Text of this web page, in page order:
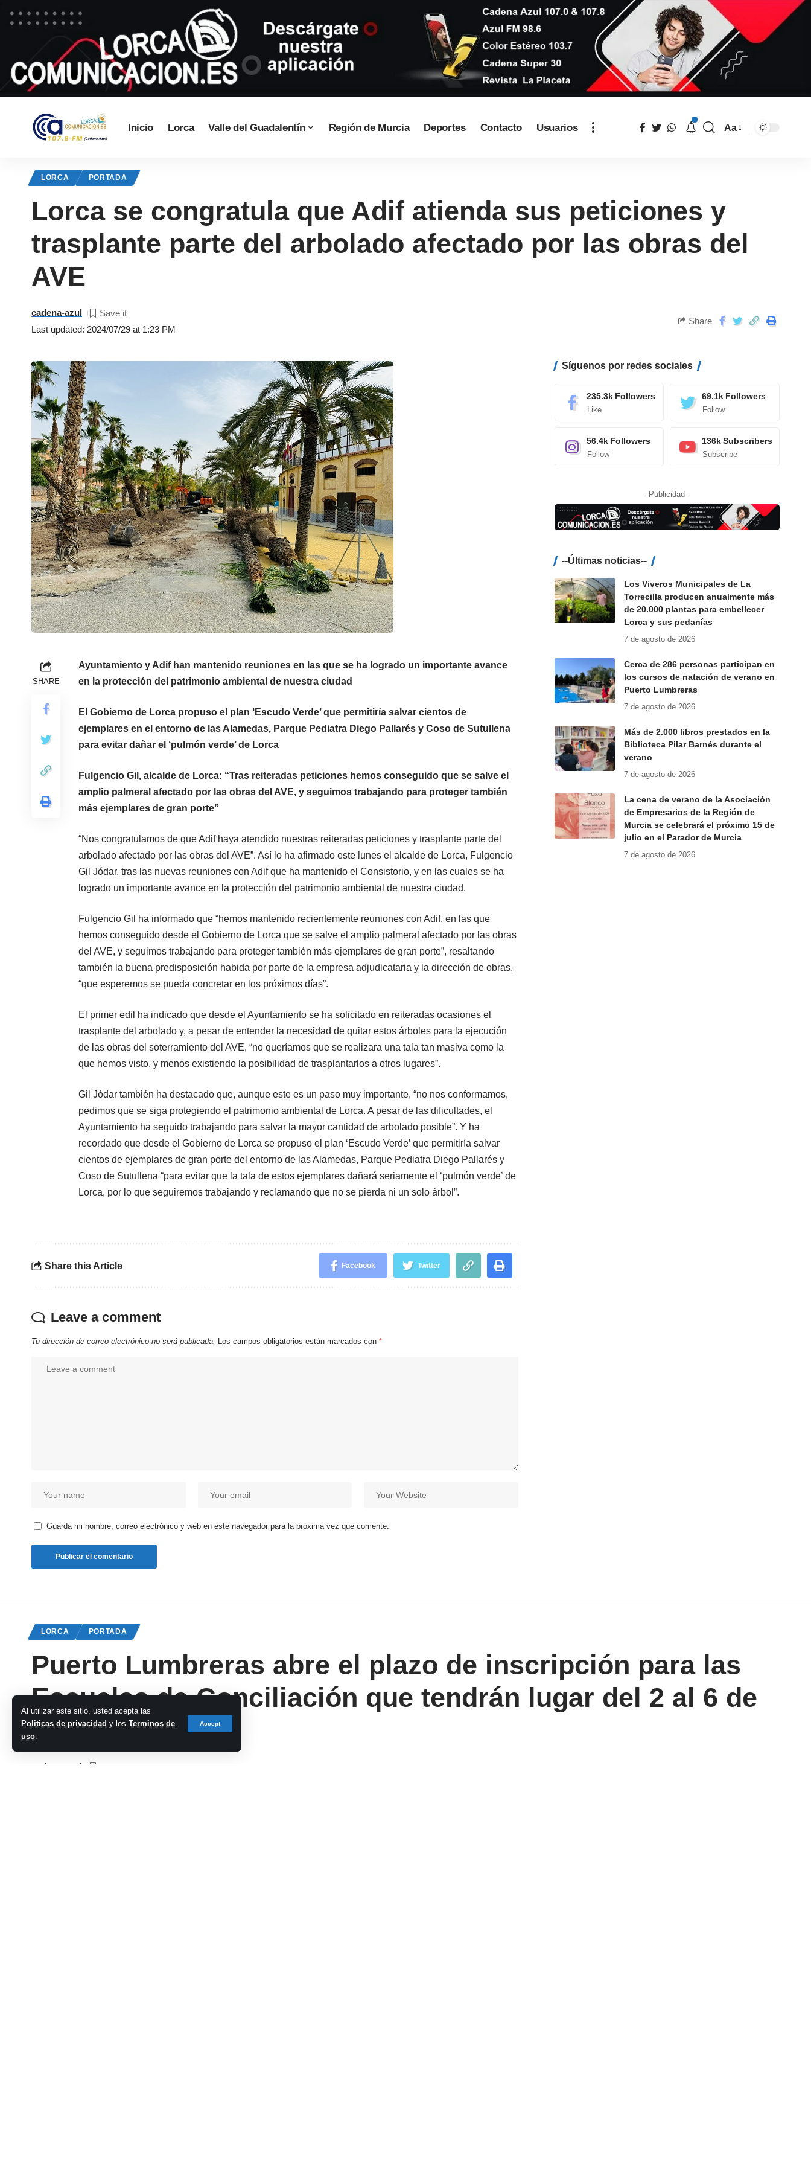
Al utilizar este sitio, usted acepta las
Politicas de privacidad y los Terminos de
uso.
Accept
Inicio Lorca Valle del Guadalentín Región de Murcia Deportes Contacto Usuarios Aa
LORCA PORTADA
Lorca se congratula que Adif atienda sus peticiones y
trasplante parte del arbolado afectado por las obras del
AVE
Last updated: 2024/07/29 at 1:23 PM
cadena-azul
Share
SHARE
Ayuntamiento y Adif han mantenido reuniones en las que se ha logrado un importante avance
en la protección del patrimonio ambiental de nuestra ciudad
El Gobierno de Lorca propuso el plan ‘Escudo Verde’ que permitiría salvar cientos de
ejemplares en el entorno de las Alamedas, Parque Pediatra Diego Pallarés y Coso de Sutullena
para evitar dañar el ‘pulmón verde’ de Lorca
Fulgencio Gil, alcalde de Lorca: “Tras reiteradas peticiones hemos conseguido que se salve el
amplio palmeral afectado por las obras del AVE, y seguimos trabajando para proteger también
más ejemplares de gran porte”
“Nos congratulamos de que Adif haya atendido nuestras reiteradas peticiones y trasplante parte del
arbolado afectado por las obras del AVE”. Así lo ha afirmado este lunes el alcalde de Lorca, Fulgencio
Gil Jódar, tras las nuevas reuniones con Adif que ha mantenido el Consistorio, y en las cuales se ha
logrado un importante avance en la protección del patrimonio ambiental de nuestra ciudad.
Fulgencio Gil ha informado que “hemos mantenido recientemente reuniones con Adif, en las que
hemos conseguido desde el Gobierno de Lorca que se salve el amplio palmeral afectado por las obras
del AVE, y seguimos trabajando para proteger también más ejemplares de gran porte”, resaltando
también la buena predisposición habida por parte de la empresa adjudicataria y la dirección de obras,
“que esperemos se pueda concretar en los próximos días”.
El primer edil ha indicado que desde el Ayuntamiento se ha solicitado en reiteradas ocasiones el
trasplante del arbolado y, a pesar de entender la necesidad de quitar estos árboles para la ejecución
de las obras del soterramiento del AVE, “no queríamos que se realizara una tala tan masiva como la
que hemos visto, y menos existiendo la posibilidad de trasplantarlos a otros lugares”.
Gil Jódar también ha destacado que, aunque este es un paso muy importante, “no nos conformamos,
pedimos que se siga protegiendo el patrimonio ambiental de Lorca. A pesar de las dificultades, el
Ayuntamiento ha seguido trabajando para salvar la mayor cantidad de arbolado posible”. Y ha
recordado que desde el Gobierno de Lorca se propuso el plan ‘Escudo Verde’ que permitiría salvar
cientos de ejemplares de gran porte del entorno de las Alamedas, Parque Pediatra Diego Pallarés y
Coso de Sutullena “para evitar que la tala de estos ejemplares dañará seriamente el ‘pulmón verde’ de
Lorca, por lo que seguiremos trabajando y reclamando que no se pierda ni un solo árbol”.
Share this Article Facebook Twitter
Leave a comment
Tu dirección de correo electrónico no será publicada. Los campos obligatorios están marcados con *
Guarda mi nombre, correo electrónico y web en este navegador para la próxima vez que comente.
Síguenos por redes sociales
235.3k Followers
Like
69.1k Followers
Follow
56.4k Followers
Follow
136k Subscribers
Subscribe
- Publicidad -
--Últimas noticias--
Los Viveros Municipales de La
Torrecilla producen anualmente más
de 20.000 plantas para embellecer
Lorca y sus pedanías
7 de agosto de 2026
Cerca de 286 personas participan en
los cursos de natación de verano en
Puerto Lumbreras
7 de agosto de 2026
Más de 2.000 libros prestados en la
Biblioteca Pilar Barnés durante el
verano
7 de agosto de 2026
La cena de verano de la Asociación
de Empresarios de la Región de
Murcia se celebrará el próximo 15 de
julio en el Parador de Murcia
7 de agosto de 2026
LORCA PORTADA
Puerto Lumbreras abre el plazo de inscripción para las
Escuelas de Conciliación que tendrán lugar del 2 al 6 de
septiembre
cadena-azul